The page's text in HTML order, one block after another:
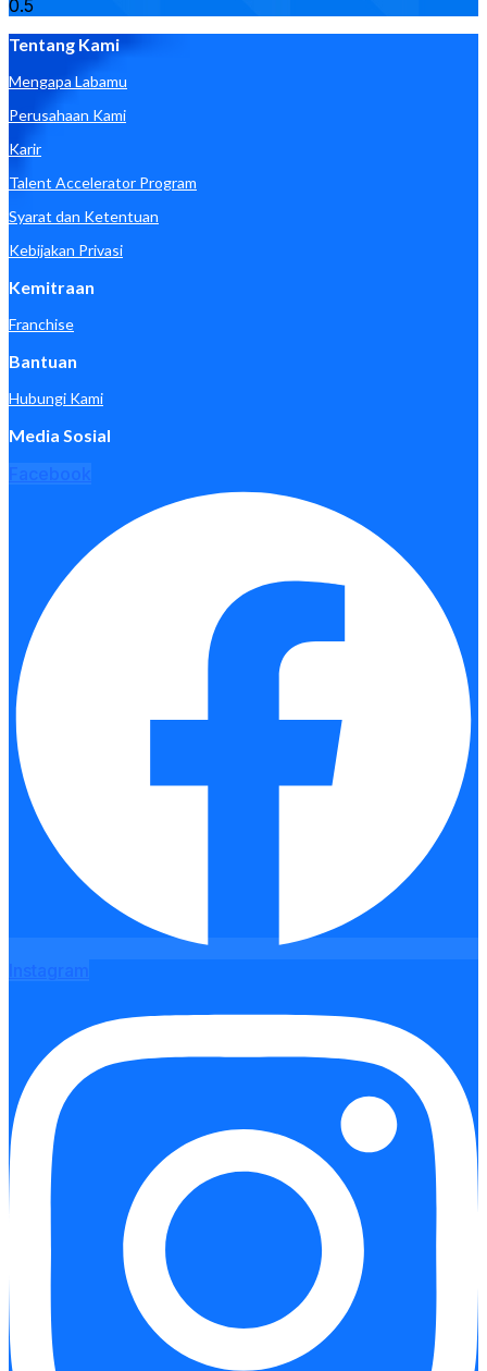
Tentang Kami
Mengapa Labamu
Perusahaan Kami
Karir
Talent Accelerator Program
Syarat dan Ketentuan
Kebijakan Privasi
Kemitraan
Franchise
Bantuan
Hubungi Kami
Media Sosial